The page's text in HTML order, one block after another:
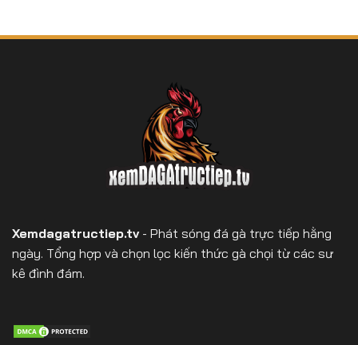
Xemdagatructiep.tv- Phát sóng đá gà trực tiếp hằng
ngày. Tổng hợp và chọn lọc kiến thức gà chọi từ các sư
kê đình đám.